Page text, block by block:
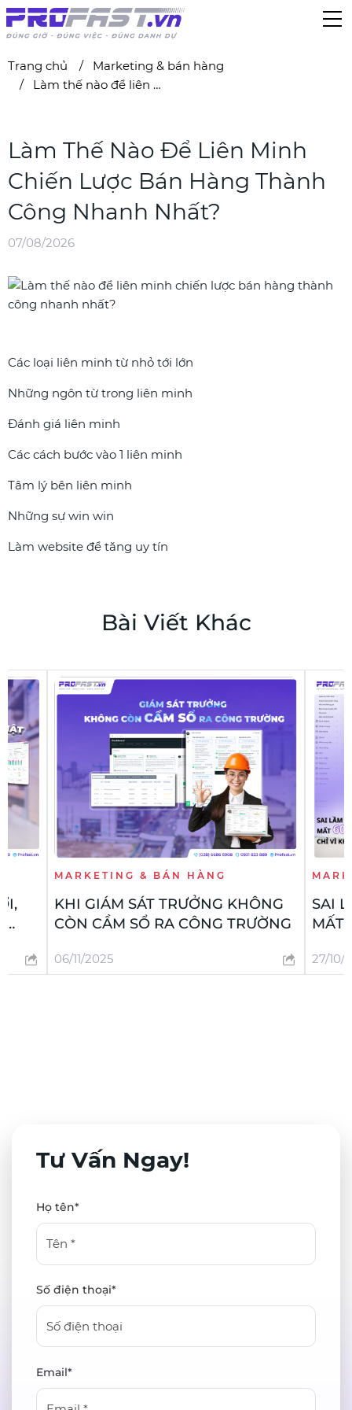
Trang chủ
Marketing & bán hàng
Làm thế nào để liên minh chiến lược bán hàng thành công nhanh nhất?
Làm Thế Nào Để Liên Minh
Chiến Lược Bán Hàng Thành
Công Nhanh Nhất?
07/08/2026
Các loại liên minh từ nhỏ tới lớn
Những ngôn từ trong liên minh
Đánh giá liên minh
Các cách bước vào 1 liên minh
Tâm lý bên liên minh
Những sự win win
Làm website để tăng uy tín
Bài Viết Khác
MARKETING & BÁN HÀNG
KHI GIÁM SÁT TRƯỞNG KHÔNG
CÒN CẦM SỔ RA CÔNG TRƯỜNG
06/11/2025
SAI
MẤT
27/10/
Tư Vấn Ngay!
Họ tên*
Số điện thoại*
Email*